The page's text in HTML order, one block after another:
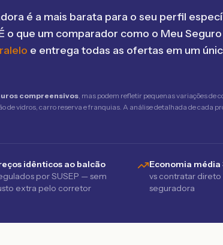
é a mais barata para o seu perfil
o que um comparador como o Meu
e entrega todas as ofertas em um
compreensivos, mas podem refletir pequenas variações de
de vidros, carro reserva e franquias. A análise detalhada de cada
idênticos ao balcão
por SUSEP — sem
extra pelo corretor
Economia média
vs contratar direto
seguradora